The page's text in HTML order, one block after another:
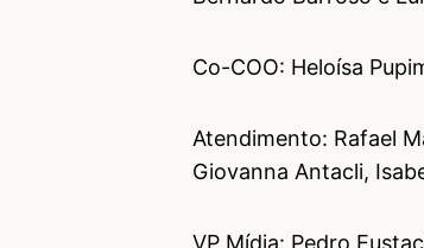
Co-COO: Heloísa
Atendimento: Rafael
Giovanna Antacli,
VP Mídia: Pedro